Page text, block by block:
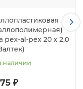
pex-al-pex 20 х 2,0
наличии
₽